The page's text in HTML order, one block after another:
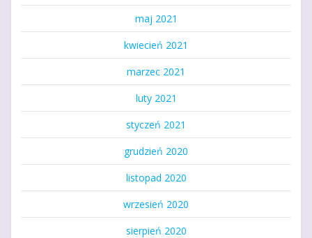
maj 2021
kwiecień 2021
marzec 2021
luty 2021
styczeń 2021
grudzień 2020
listopad 2020
wrzesień 2020
sierpień 2020